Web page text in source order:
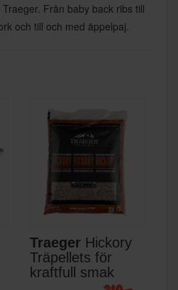
Från baby back ribs till
och till och med äppelpaj.
Traeger Hickory
Träpellets för
kraftfull smak